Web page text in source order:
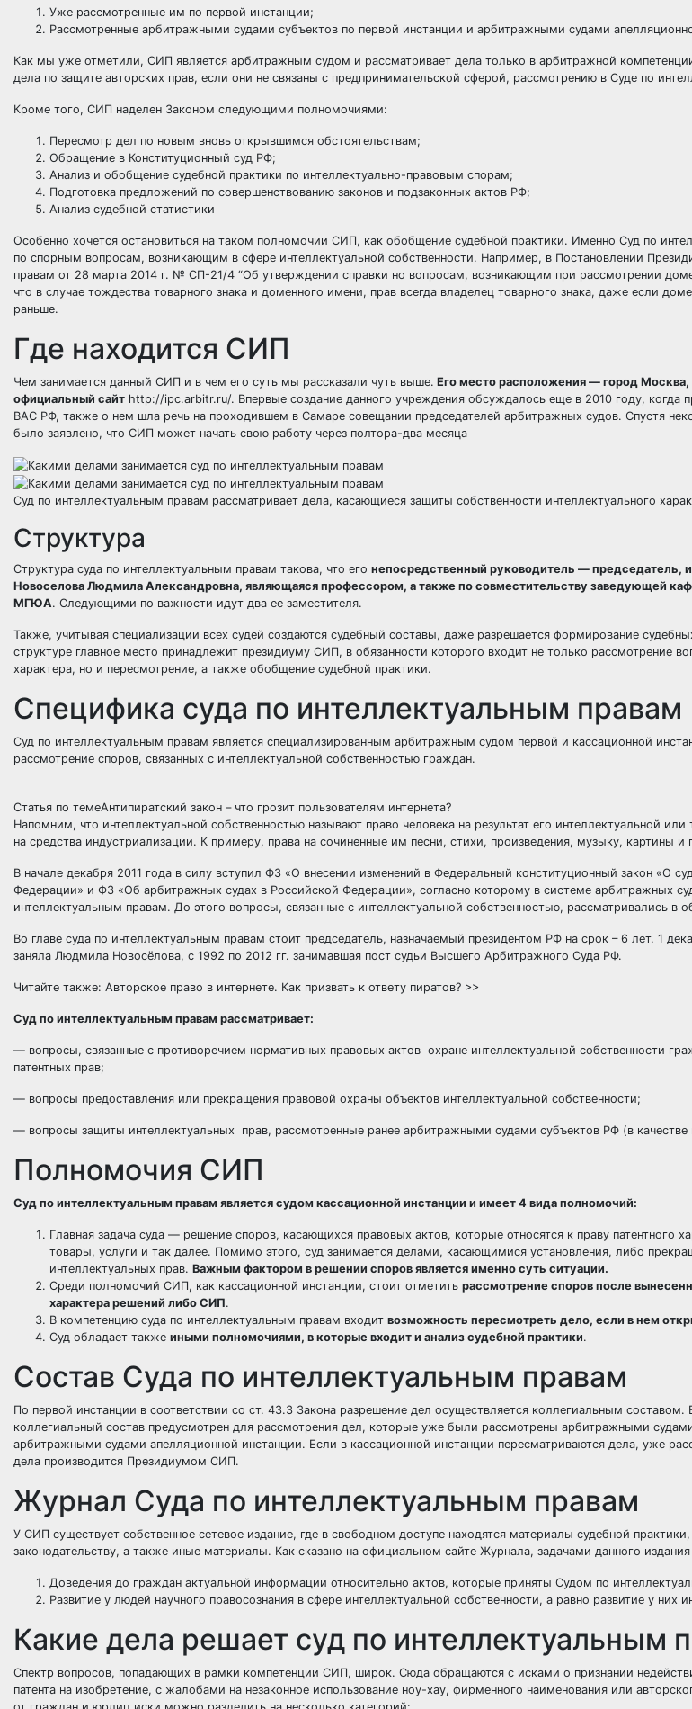
Уже рассмотренные им по первой инстанции;
Рассмотренные арбитражными судами субъектов по первой инстанции и арбитражными судами
Как мы уже отметили, СИП является арбитражным судом и рассматривает дела только в арбитражной
дела по защите авторских прав, если они не связаны с предпринимательской сферой, рассмотрению в Суде по
Кроме того, СИП наделен Законом следующими полномочиями:
Пересмотр дел по новым вновь открывшимся обстоятельствам;
Обращение в Конституционный суд РФ;
Анализ и обобщение судебной практики по интеллектуально-правовым спорам;
Подготовка предложений по совершенствованию законов и подзаконных актов РФ;
Анализ судебной статистики
Особенно хочется остановиться на таком полномочии СИП, как обобщение судебной практики. Именно Суд по
по спорным вопросам, возникающим в сфере интеллектуальной собственности. Например, в Постановлении
правам от 28 марта 2014 г. № СП-21/4 “Об утверждении справки но вопросам, возникающим при рассмотрении
что в случае тождества товарного знака и доменного имени, прав всегда владелец товарного знака, даже если
раньше.
Где находится СИП
Чем занимается данный СИП и в чем его суть мы рассказали чуть выше. Его место расположения — город Москва,
официальный сайт http://ipc.arbitr.ru/. Впервые создание данного учреждения обсуждалось еще в 2010 году, когда
ВАС РФ, также о нем шла речь на проходившем в Самаре совещании председателей арбитражных судов. Спустя
было заявлено, что СИП может начать свою работу через полтора-два месяца
Суд по интеллектуальным правам рассматривает дела, касающиеся защиты собственности интеллектуального
Структура
Структура суда по интеллектуальным правам такова, что его непосредственный руководитель — председатель,
Новоселова Людмила Александровна, являющаяся профессором, а также по совместительству заведующей
МГЮА. Следующими по важности идут два ее заместителя.
Также, учитывая специализации всех судей создаются судебный составы, даже разрешается формирование
структуре главное место принадлежит президиуму СИП, в обязанности которого входит не только рассмотрение
характера, но и пересмотрение, а также обобщение судебной практики.
Специфика суда по интеллектуальным правам
Суд по интеллектуальным правам является специализированным арбитражным судом первой и кассационной
рассмотрение споров, связанных с интеллектуальной собственностью граждан.
Статья по темеАнтипиратский закон – что грозит пользователям интернета?
Напомним, что интеллектуальной собственностью называют право человека на результат его интеллектуальной
на средства индустриализации. К примеру, права на сочиненные им песни, стихи, произведения, музыку, картины и
В начале декабря 2011 года в силу вступил ФЗ «О внесении изменений в Федеральный конституционный закон «О
Федерации» и ФЗ «Об арбитражных судах в Российской Федерации», согласно которому в системе арбитражных
интеллектуальным правам. До этого вопросы, связанные с интеллектуальной собственностью, рассматривались в
Во главе суда по интеллектуальным правам стоит председатель, назначаемый президентом РФ на срок – 6 лет. 1
заняла Людмила Новосёлова, с 1992 по 2012 гг. занимавшая пост судьи Высшего Арбитражного Суда РФ.
Читайте также: Авторское право в интернете. Как призвать к ответу пиратов? >>
Суд по интеллектуальным правам рассматривает:
— вопросы, связанные с противоречием нормативных правовых актов охране интеллектуальной собственности
патентных прав;
— вопросы предоставления или прекращения правовой охраны объектов интеллектуальной собственности;
— вопросы защиты интеллектуальных прав, рассмотренные ранее арбитражными судами субъектов РФ (в качестве
Полномочия СИП
Суд по интеллектуальным правам является судом кассационной инстанции и имеет 4 вида полномочий:
Главная задача суда — решение споров, касающихся правовых актов, которые относятся к праву патентного
товары, услуги и так далее. Помимо этого, суд занимается делами, касающимися установления, либо
интеллектуальных прав. Важным фактором в решении споров является именно суть ситуации.
Среди полномочий СИП, как кассационной инстанции, стоит отметить рассмотрение споров после
характера решений либо СИП.
В компетенцию суда по интеллектуальным правам входит возможность пересмотреть дело, если в нем
Суд обладает также иными полномочиями, в которые входит и анализ судебной практики.
Состав Суда по интеллектуальным правам
По первой инстанции в соответствии со ст. 43.3 Закона разрешение дел осуществляется коллегиальным составом.
коллегиальный состав предусмотрен для рассмотрения дел, которые уже были рассмотрены арбитражными
арбитражными судами апелляционной инстанции. Если в кассационной инстанции пересматриваются дела, уже
дела производится Президиумом СИП.
Журнал Суда по интеллектуальным правам
У СИП существует собственное сетевое издание, где в свободном доступе находятся материалы судебной
законодательству, а также иные материалы. Как сказано на официальном сайте Журнала, задачами данного
Доведения до граждан актуальной информации относительно актов, которые приняты Судом по
Развитие у людей научного правосознания в сфере интеллектуальной собственности, а равно развитие у них
Какие дела решает суд по интеллектуальным
Спектр вопросов, попадающих в рамки компетенции СИП, широк. Сюда обращаются с исками о признании
патента на изобретение, с жалобами на незаконное использование ноу-хау, фирменного наименования или